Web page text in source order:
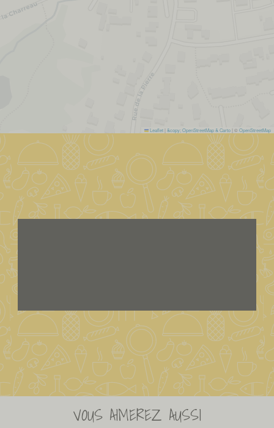
Leaflet &copy; OpenStreetMap & Carto | ©OpenStreetMap
VOUS AIMEREZ AUSSI